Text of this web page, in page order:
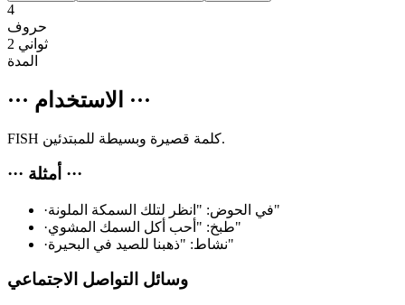
4
حروف
2 ثواني
المدة
··· الاستخدام ···
FISH كلمة قصيرة وبسيطة للمبتدئين.
··· أمثلة ···
·
في الحوض: "انظر لتلك السمكة الملونة"
·
طبخ: "أحب أكل السمك المشوي"
·
نشاط: "ذهبنا للصيد في البحيرة"
وسائل التواصل الاجتماعي